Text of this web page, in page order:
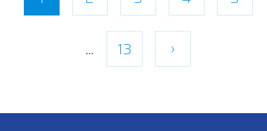
…
Letzte
13
Nächste
›